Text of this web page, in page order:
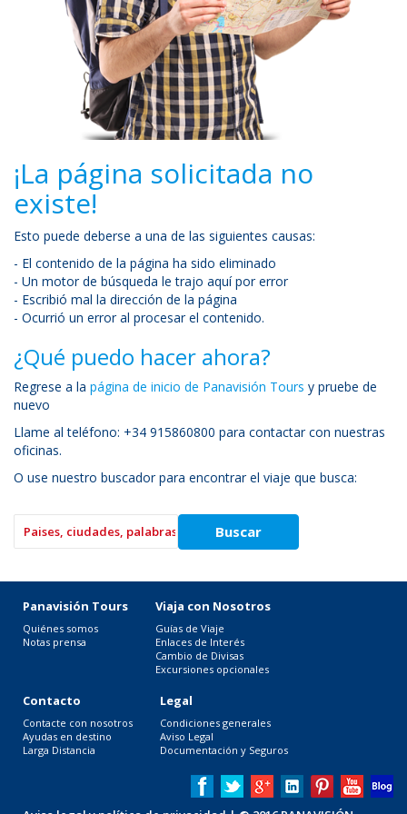
¡La página solicitada no
existe!
Esto puede deberse a una de las siguientes causas:
- El contenido de la página ha sido eliminado
- Un motor de búsqueda le trajo aquí por error
- Escribió mal la dirección de la página
- Ocurrió un error al procesar el contenido.
¿Qué puedo hacer ahora?
Regrese a la página de inicio de Panavisión Tours y pruebe de
nuevo
Llame al teléfono: +34 915860800 para contactar con nuestras
oficinas.
O use nuestro buscador para encontrar el viaje que busca:
Panavisión Tours
Quiénes somos
Notas prensa
Viaja con Nosotros
Guías de Viaje
Enlaces de Interés
Cambio de Divisas
Excursiones opcionales
Contacto
Contacte con nosotros
Ayudas en destino
Larga Distancia
Legal
Condiciones generales
Aviso Legal
Documentación y Seguros